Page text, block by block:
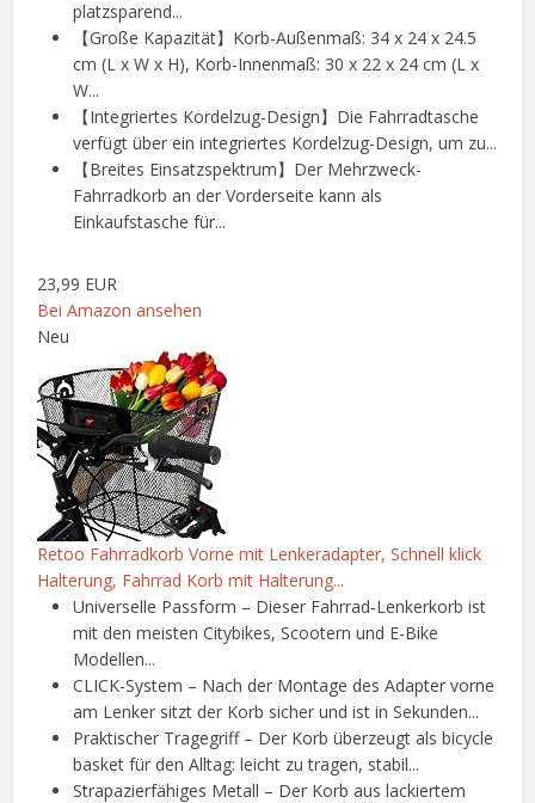
platzsparend...
【Große Kapazität】Korb-Außenmaß: 34 x 24 x 24.5
cm (L x W x H), Korb-Innenmaß: 30 x 22 x 24 cm (L x
W...
【Integriertes Kordelzug-Design】Die Fahrradtasche
verfügt über ein integriertes Kordelzug-Design, um zu...
【Breites Einsatzspektrum】Der Mehrzweck-
Fahrradkorb an der Vorderseite kann als
Einkaufstasche für...
23,99 EUR
Bei Amazon ansehen
Neu
Retoo Fahrradkorb Vorne mit Lenkeradapter, Schnell klick
Halterung, Fahrrad Korb mit Halterung...
Universelle Passform – Dieser Fahrrad-Lenkerkorb ist
mit den meisten Citybikes, Scootern und E-Bike
Modellen...
CLICK-System – Nach der Montage des Adapter vorne
am Lenker sitzt der Korb sicher und ist in Sekunden...
Praktischer Tragegriff – Der Korb überzeugt als bicycle
basket für den Alltag: leicht zu tragen, stabil...
Strapazierfähiges Metall – Der Korb aus lackiertem